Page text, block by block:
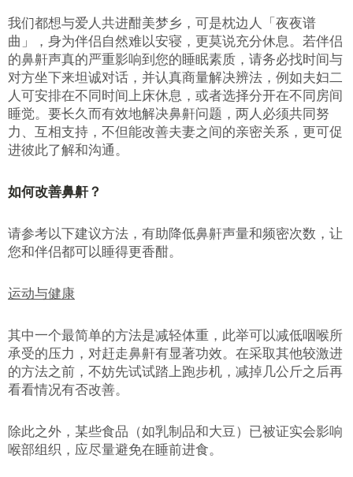
我们都想与爱人共进酣美梦乡，可是枕边人「夜夜谱
曲」，身为伴侣自然难以安寝，更莫说充分休息。若伴侣
的鼻鼾声真的严重影响到您的睡眠素质，请务必找时间与
对方坐下来坦诚对话，并认真商量解决辨法，例如夫妇二
人可安排在不同时间上床休息，或者选择分开在不同房间
睡觉。要长久而有效地解决鼻鼾问题，两人必须共同努
力、互相支持，不但能改善夫妻之间的亲密关系，更可促
进彼此了解和沟通。
如何改善鼻鼾？
请参考以下建议方法，有助降低鼻鼾声量和频密次数，让
您和伴侣都可以睡得更香酣。
运动与健康
其中一个最简单的方法是减轻体重，此举可以减低咽喉所
承受的压力，对赶走鼻鼾有显著功效。在采取其他较激进
的方法之前，不妨先试试踏上跑步机，减掉几公斤之后再
看看情况有否改善。
除此之外，某些食品（如乳制品和大豆）已被证实会影响
喉部组织，应尽量避免在睡前进食。